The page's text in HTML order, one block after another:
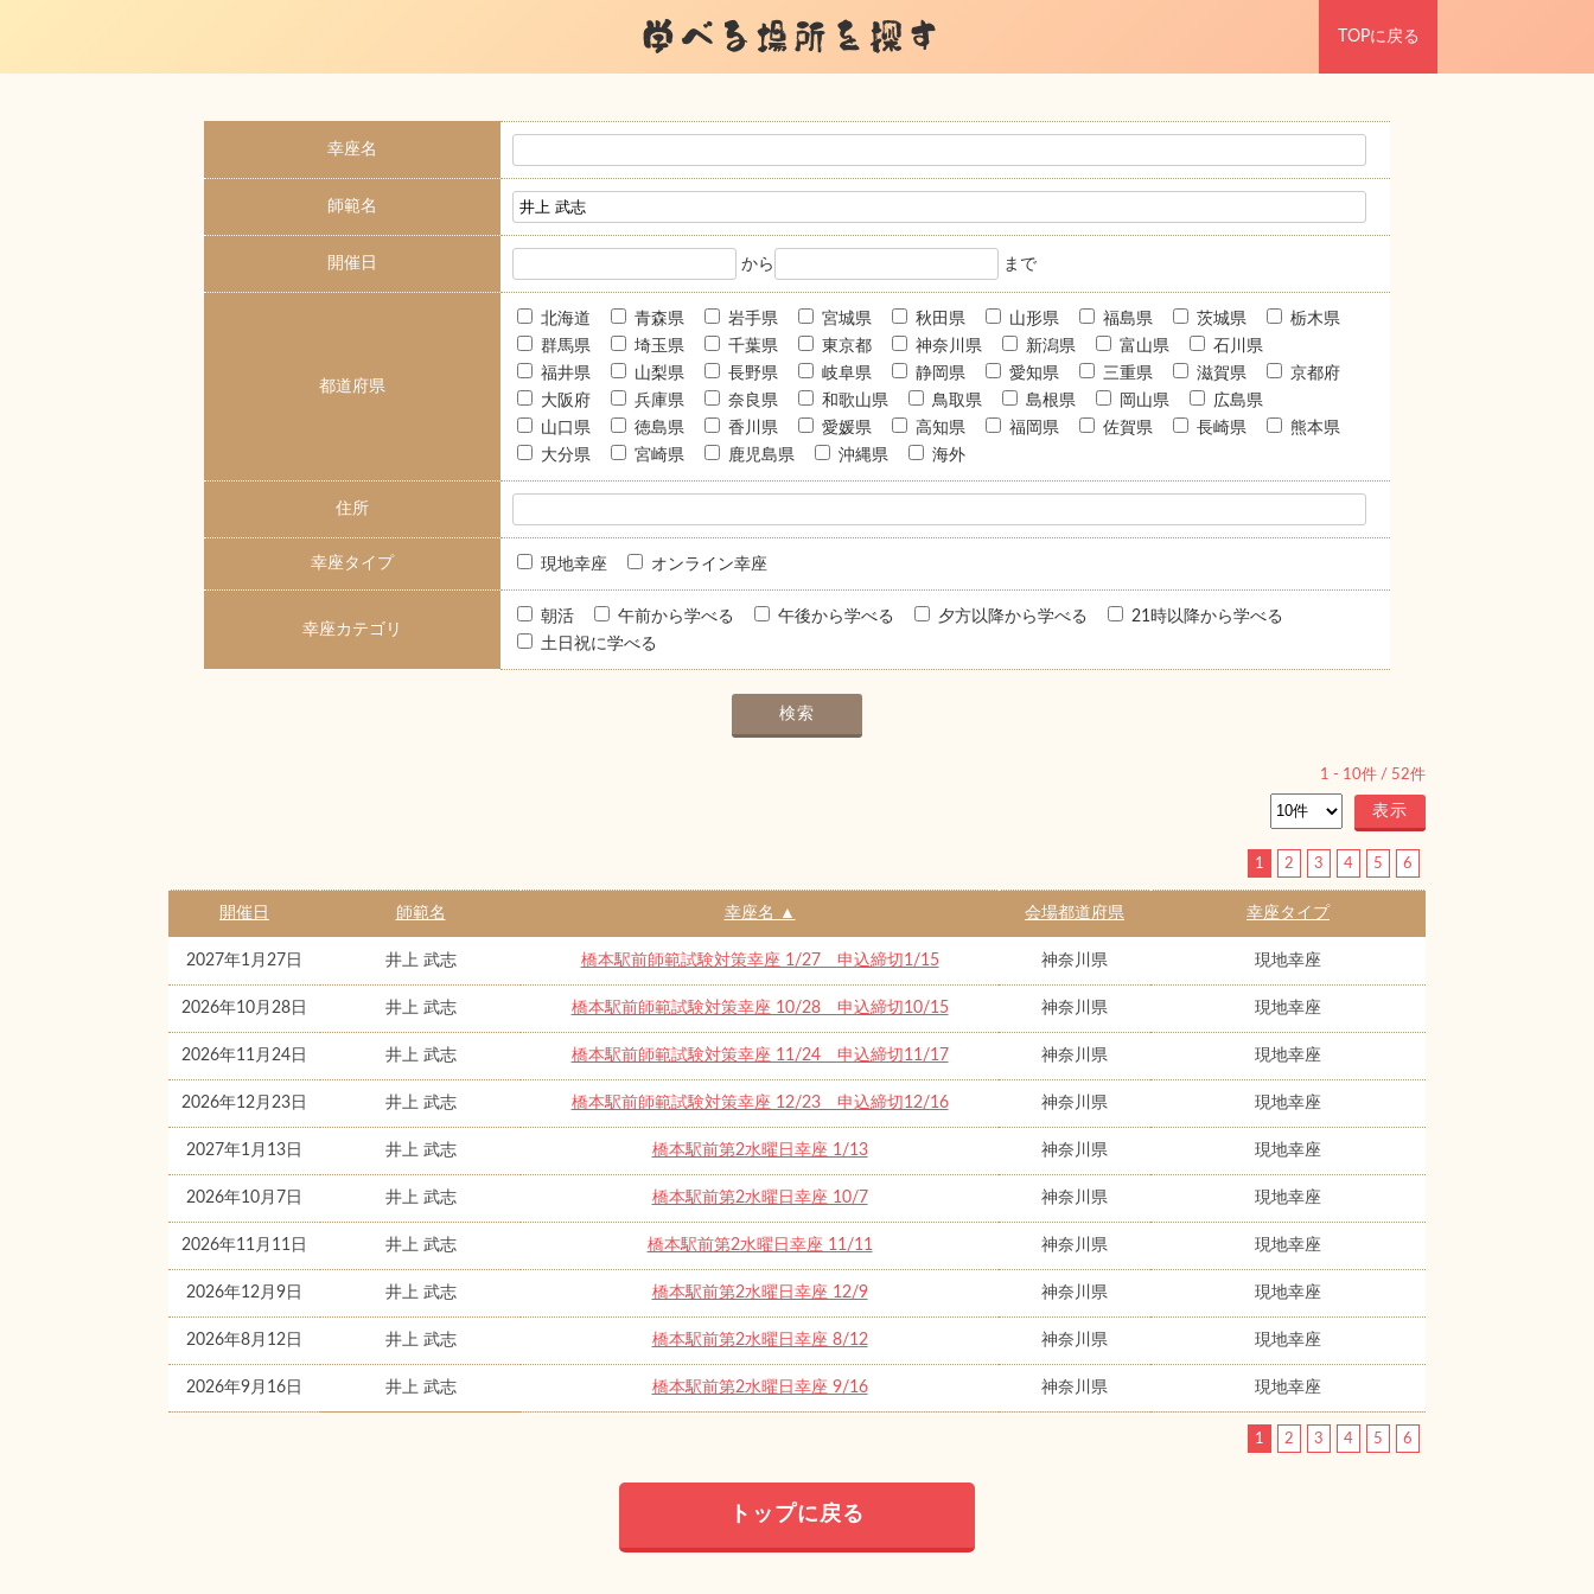
学べる場所を探す TOPに戻る
幸座名
師範名
開催日 から まで
都道府県
北海道 青森県 岩手県 宮城県 秋田県 山形県 福島県 茨城県
栃木県
群馬県
埼玉県 千葉県 東京都 神奈川県 新潟県 富山県
石川県
福井県
山梨県 長野県 岐阜県 静岡県 愛知県 三重県 滋賀県
京都府
大阪府
兵庫県 奈良県 和歌山県 鳥取県 島根県 岡山県
広島県
山口県
徳島県 香川県 愛媛県 高知県 福岡県 佐賀県 長崎県
熊本県
大分県
宮崎県 鹿児島県 沖縄県 海外
住所
幸座タイプ 現地幸座 オンライン幸座
幸座カテゴリ
朝活 午前から学べる 午後から学べる 夕方以降から学べる
21時以降から学べる
土日祝に学べる
1 - 10件 / 52件
1 2 3 4 5 6
開催日 師範名 幸座名 ▲ 会場都道府県 幸座タイプ
2027年1月27日 井上 武志 橋本駅前師範試験対策幸座 1/27 申込締切1/15 神奈川県 現地幸座
2026年10月28日 井上 武志 橋本駅前師範試験対策幸座 10/28 申込締切10/15 神奈川県 現地幸座
2026年11月24日 井上 武志 橋本駅前師範試験対策幸座 11/24 申込締切11/17 神奈川県 現地幸座
2026年12月23日 井上 武志 橋本駅前師範試験対策幸座 12/23 申込締切12/16 神奈川県 現地幸座
2027年1月13日 井上 武志 橋本駅前第2水曜日幸座 1/13 神奈川県 現地幸座
2026年10月7日 井上 武志 橋本駅前第2水曜日幸座 10/7 神奈川県 現地幸座
2026年11月11日 井上 武志 橋本駅前第2水曜日幸座 11/11 神奈川県 現地幸座
2026年12月9日 井上 武志 橋本駅前第2水曜日幸座 12/9 神奈川県 現地幸座
2026年8月12日 井上 武志 橋本駅前第2水曜日幸座 8/12 神奈川県 現地幸座
2026年9月16日 井上 武志 橋本駅前第2水曜日幸座 9/16 神奈川県 現地幸座
1 2 3 4 5 6
トップに戻る